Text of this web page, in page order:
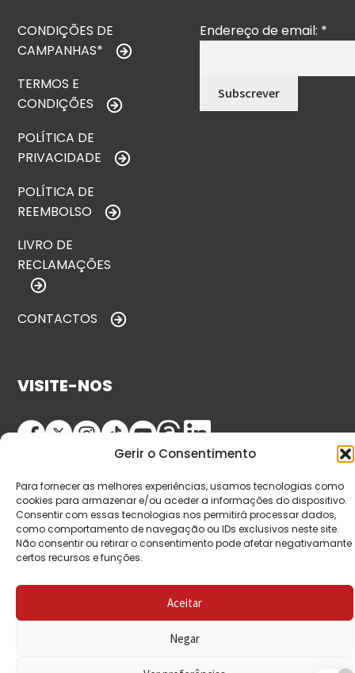
Gerir o Consentimento
Para fornecer as melhores experiências, usamos tecnologias como
cookies para armazenar e/ou aceder a informações do dispositivo.
Consentir com essas tecnologias nos permitirá processar dados,
como comportamento de navegação ou IDs exclusivos neste site.
Não consentir ou retirar o consentimento pode afetar negativamante
certos recursos e funções.
Aceitar
Negar
CONDIÇÕES DE
CAMPANHAS*
TERMOS E
CONDIÇÕES
POLÍTICA DE
PRIVACIDADE
POLÍTICA DE
REEMBOLSO
LIVRO DE
RECLAMAÇÕES
CONTACTOS
Endereço de email: *
VISITE-NOS
© Copyright 2026 Saída de Emergência. Todos os
direitos reservados.